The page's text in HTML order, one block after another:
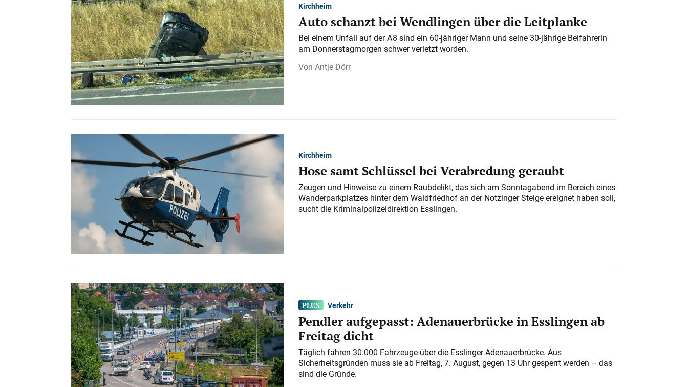
Kirchheim
Auto schanzt bei Wendlingen über die Leitplanke
Bei einem Unfall auf der A 8 sind ein 60-jähriger Mann und seine 30-jährige Beifahrerin
am Donnerstagmorgen schwer verletzt worden.
Antje Dörr
Kirchheim
Hose samt Schlüssel bei Verabredung geraubt
Zeugen und Hinweise zu einem Raubdelikt, das sich am Sonntagabend im Bereich eines
Wanderparkplatzes hinter dem Waldfriedhof an der Notzinger Steige ereignet haben soll,
sucht die Kriminalpolizeidirektion Esslingen.
Verkehr
Pendler aufgepasst: Adenauerbrücke in Esslingen ab
Freitag dicht
Täglich fahren 30.000 Fahrzeuge über die Esslinger Adenauerbrücke. Aus
Sicherheitsgründen muss sie ab Freitag, 7. August, gegen 13 Uhr gesperrt werden – das
sind die Gründe.